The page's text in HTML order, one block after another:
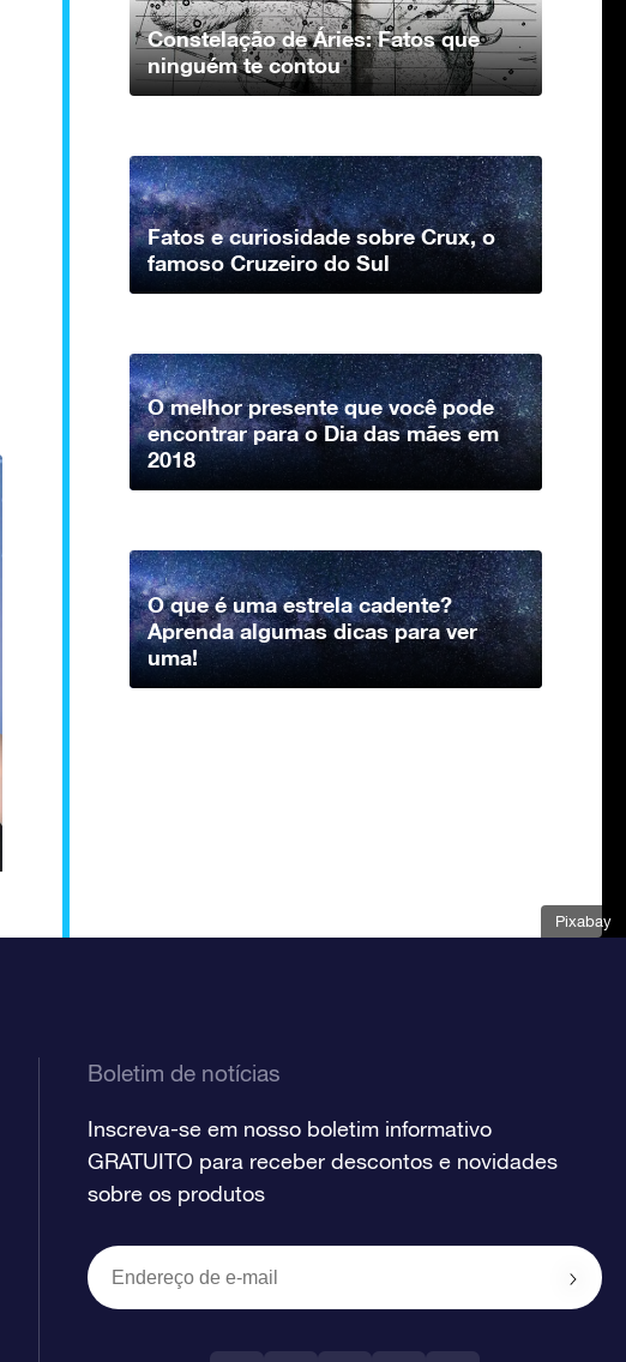
Pixabay
Constelação de Áries: Fatos que
ninguém te contou
Fatos e curiosidade sobre Crux, o
famoso Cruzeiro do Sul
O melhor presente que você pode
encontrar para o Dia das mães em
2018
O que é uma estrela cadente?
Aprenda algumas dicas para ver
uma!
Boletim de notícias
Inscreva-se em nosso boletim informativo
GRATUITO para receber descontos e novidades
sobre os produtos